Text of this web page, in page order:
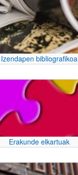
Izendapen bibliografikoa
Erakunde elkartuak